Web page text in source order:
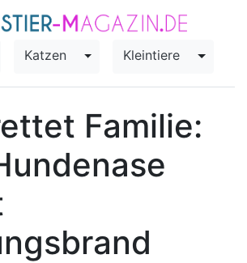
Dropdown
Katzen Toggle Dropdown
Kleintiere Toggle
Familie: